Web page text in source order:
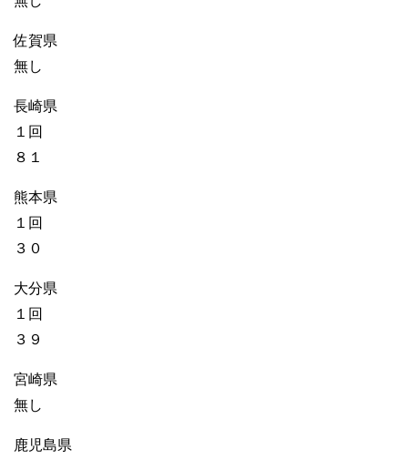
佐賀県
無し
長崎県
１回
８１
熊本県
１回
３０
大分県
１回
３９
宮崎県
無し
鹿児島県